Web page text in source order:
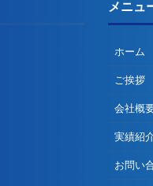
メニュ
ホーム
ご挨拶
会社概
実績紹
お問い